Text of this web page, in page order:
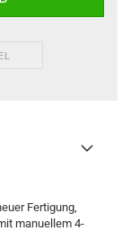
Fertigung,
manuellem 4-